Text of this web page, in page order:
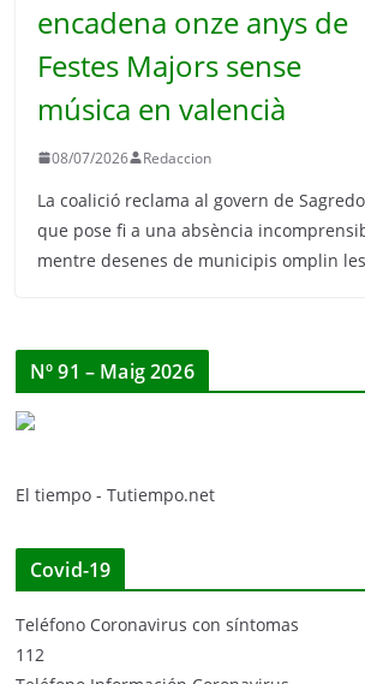
encadena onze anys de
Festes Majors sense
música en valencià
08/07/2026 Redaccion
La coalició reclama al govern de Sagredo
que pose fi a una absència
mentre desenes de municipis omplin les
Nº 91 – Maig 2026
El tiempo - Tutiempo.net
Covid-19
Teléfono Coronavirus con síntomas
112